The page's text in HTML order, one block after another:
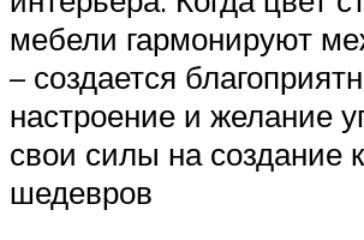
мебели гармонируют
– создается
настроение и желание
свои силы на создание
шедевров